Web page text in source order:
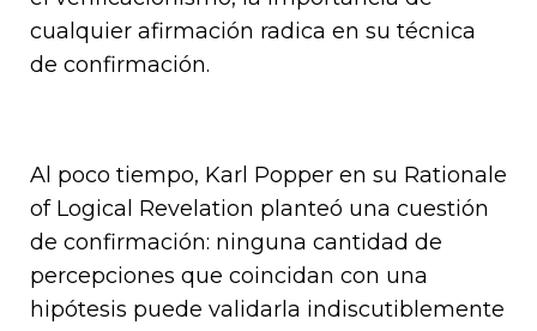
cualquier afirmación radica en su técnica
de confirmación.
Al poco tiempo, Karl Popper en su Rationale
of Logical Revelation planteó una cuestión
de confirmación: ninguna cantidad de
percepciones que coincidan con una
hipótesis puede validarla indiscutiblemente